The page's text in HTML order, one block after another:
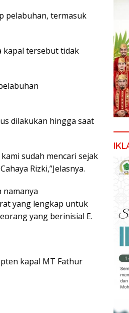
pelabuhan, termasuk
kapal tersebut tidak
dilakukan hingga saat
sudah mencari sejak
Rizki,”Jelasnya.
namanya
yang lengkap untuk
yang berinisial E.
kapal MT Fathur